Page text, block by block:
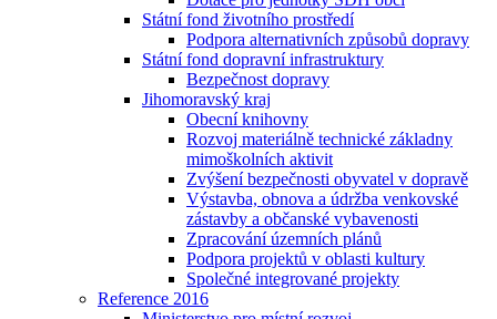
Státní fond životního prostředí
Podpora alternativních způsobů dopravy
Státní fond dopravní infrastruktury
Bezpečnost dopravy
Jihomoravský kraj
Obecní knihovny
Rozvoj materiálně technické základny
mimoškolních aktivit
Zvýšení bezpečnosti obyvatel v dopravě
Výstavba, obnova a údržba venkovské
zástavby a občanské vybavenosti
Zpracování územních plánů
Podpora projektů v oblasti kultury
Společné integrované projekty
Reference 2016